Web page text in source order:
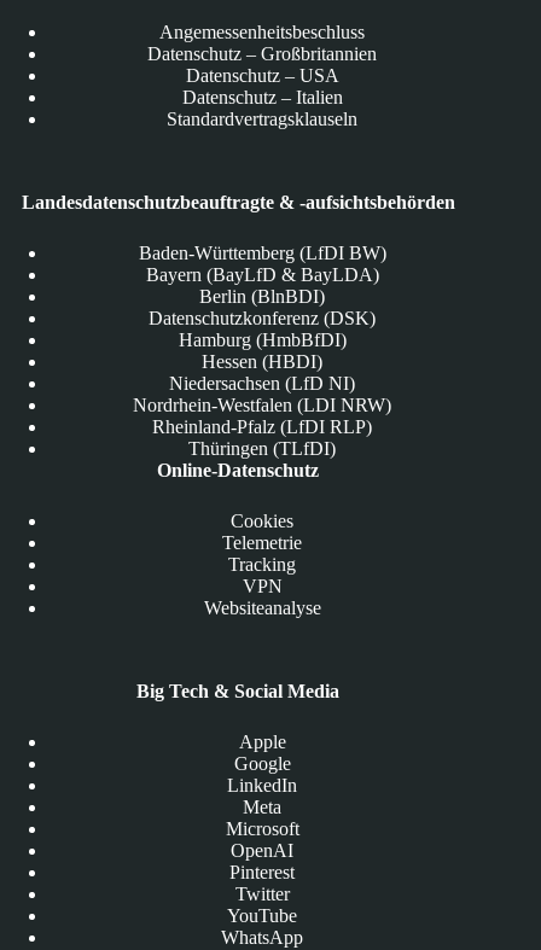
Angemessenheitsbeschluss
Datenschutz – Großbritannien
Datenschutz – USA
Datenschutz – Italien
Standardvertragsklauseln
Landesdatenschutzbeauftragte & -aufsichtsbehörden
Baden-Württemberg (LfDI BW)
Bayern (BayLfD & BayLDA)
Berlin (BlnBDI)
Datenschutzkonferenz (DSK)
Hamburg (HmbBfDI)
Hessen (HBDI)
Niedersachsen (LfD NI)
Nordrhein-Westfalen (LDI NRW)
Rheinland-Pfalz (LfDI RLP)
Thüringen (TLfDI)
Online-Datenschutz
Cookies
Telemetrie
Tracking
VPN
Websiteanalyse
Big Tech & Social Media
Apple
Google
LinkedIn
Meta
Microsoft
OpenAI
Pinterest
Twitter
YouTube
WhatsApp